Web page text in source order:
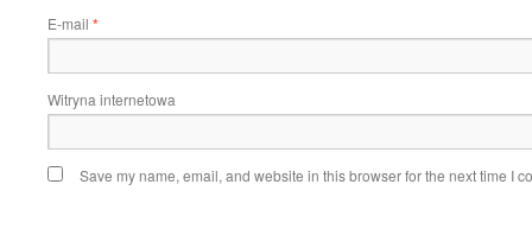
E-mail *
Witryna internetowa
Save my name, email, and website in this browser for the next time I